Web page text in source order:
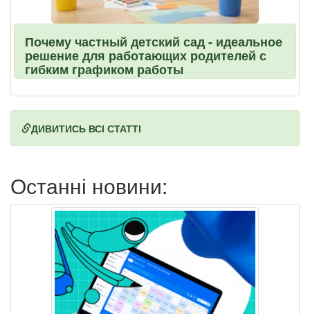
Почему частный детский сад - идеальное
решение для работающих родителей с
гибким графиком работы
ДИВИТИСЬ ВСІ СТАТТІ
Останні новини: